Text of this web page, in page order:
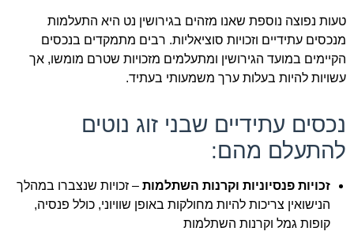
טעות נפוצה נוספת שאנו מזהים בגירושין נט היא התעלמות
מנכסים עתידיים וזכויות סוציאליות. רבים מתמקדים בנכסים
הקיימים במועד הגירושין ומתעלמים מזכויות שטרם מומשו, אך
עשויות להיות בעלות ערך משמעותי בעתיד.
נכסים עתידיים שבני זוג נוטים
להתעלם מהם:
זכויות פנסיוניות וקרנות השתלמות – זכויות שנצברו במהלך
הנישואין צריכות להיות מחולקות באופן שוויוני, כולל פנסיה,
קופות גמל וקרנות השתלמות